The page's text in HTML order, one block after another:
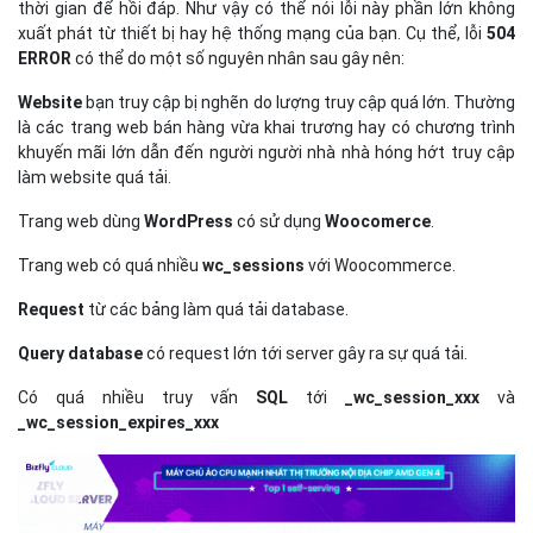
thời gian để hồi đáp. Như vậy có thể nói lỗi này phần lớn không
xuất phát từ thiết bị hay hệ thống mạng của bạn. Cụ thể, lỗi 504
ERRORcó thể do một số nguyên nhân sau gây nên:
Website bạn truy cập bị nghẽn do lượng truy cập quá lớn. Thường
là các trang web bán hàng vừa khai trương hay có chương trình
khuyến mãi lớn dẫn đến người người nhà nhà hóng hớt truy cập
làm website quá tải.
Trang web dùng WordPress có sử dụng Woocomerce.
Trang web có quá nhiều wc_sessions với Woocommerce.
Request từ các bảng làm quá tải database.
Query databasecó request lớn tới server gây ra sự quá tải.
Có quá nhiều truy vấn SQL tới _wc_session_xxx và
_wc_session_expires_xxx